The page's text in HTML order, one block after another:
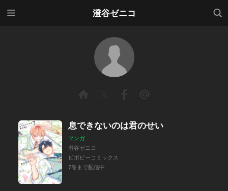
澄谷ゼニコ
検索
息できないのは君のせい
マンガ
澄谷ゼニコ
ビボピーコミックス
7巻まで配信中